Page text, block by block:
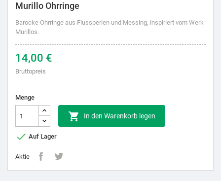
Murillo Ohrringe
Barocke Ohrringe aus Flussperlen und Messing, inspiriert vom Werk
Murillos.
14,00 €
Bruttopreis
Menge
 In den Warenkorb legen
 Auf Lager
Aktie